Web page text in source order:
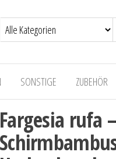
SONSTIGE ZUBEHÖR
Fargesia rufa –